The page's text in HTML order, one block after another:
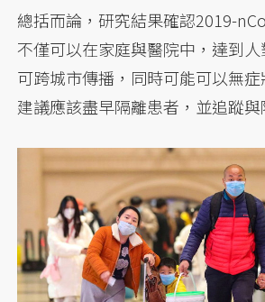
總括而論，研究結果確認2019-
不僅可以在家庭與醫院中，達到
可跨城市傳播，同時可能可以無
建議應該盡早隔離患者，並追蹤與